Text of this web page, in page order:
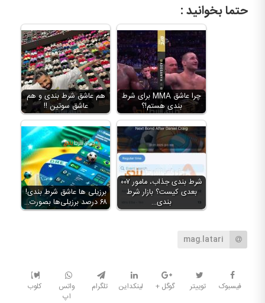
حتما بخوانید :
هم عاشق شرط بندی و هم
عاشق سوتین !!
چرا عاشق MMA برای شرط
بندی هستم!؟
برزیلی ها عاشق شرط بندی!
۶۸ درصد برزیلی‌ها بصورت…
شرط بندی جذاب، مامور ۰۰۷
بعدی کیست؟ بازار شرط
بندی…
mag.latari
فیسبوک توییتر گوگل + لینکداین تلگرام
واتس
اپ
کلوب